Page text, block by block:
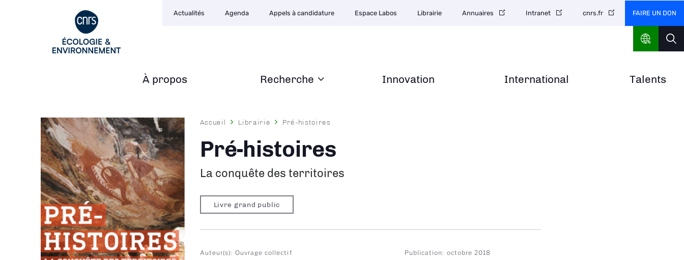
Navigation
À propos Recherche Innovation International Talents
secondaire
Actualités Agenda Appels à candidature Espace Labos Librairie Annuaires Intranet cnrs.fr FAIRE UN DON
Fil
Accueil Librairie Pré-histoires
Pré-histoires
La conquête des territoires
Livre grand public
Auteur(s) Ouvrage collectif Publication octobre 2018